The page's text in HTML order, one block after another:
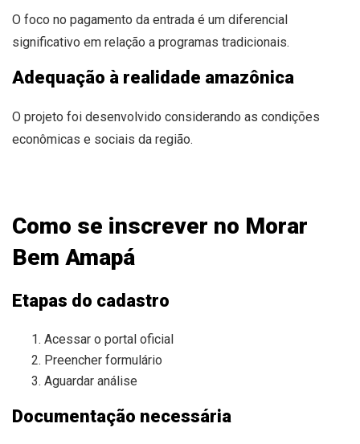
O foco no pagamento da entrada é um diferencial
significativo em relação a programas tradicionais.
Adequação à realidade amazônica
O projeto foi desenvolvido considerando as condições
econômicas e sociais da região.
Como se inscrever no Morar
Bem Amapá
Etapas do cadastro
Acessar o portal oficial
Preencher formulário
Aguardar análise
Documentação necessária